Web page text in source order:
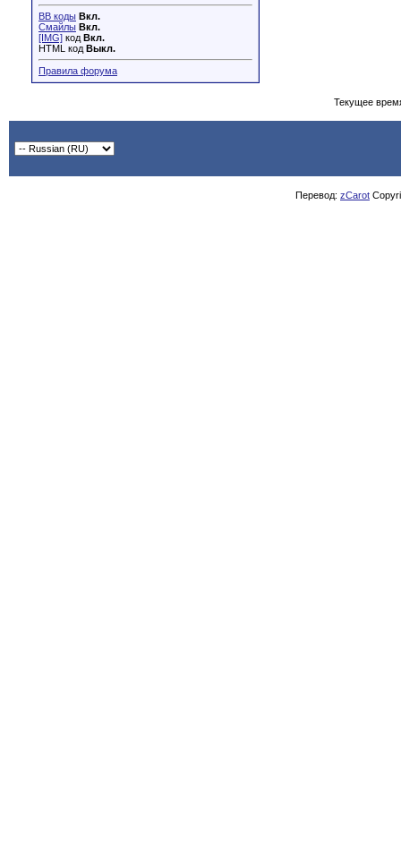
BB коды Вкл.
Смайлы Вкл.
[IMG] код Вкл.
HTML код Выкл.
Правила форума
Текущее
Перевод: zCarot